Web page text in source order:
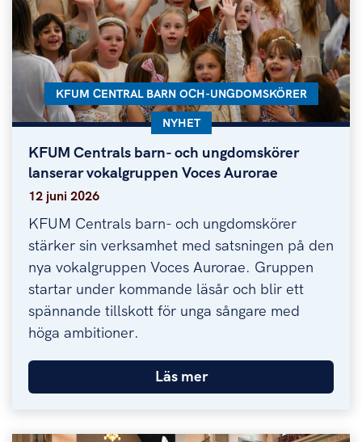
KFUM Centrals barn- och ungdomskörer
lanserar vokalgruppen Voces Aurorae
KFUM Centrals barn- och ungdomskörer
KATEGORI:
KFUM CENTRAL BARN OCH-UNGDOMSKÖRER
KATEGORI:
NYHET
12 juni 2026
KFUM Centrals barn- och ungdomskörer
stärker sin verksamhet med satsningen på den
nya vokalgruppen Voces Aurorae. Gruppen
startar under kommande läsår och blir ett
spännande tillskott för unga sångare med
höga ambitioner.
Läs mer